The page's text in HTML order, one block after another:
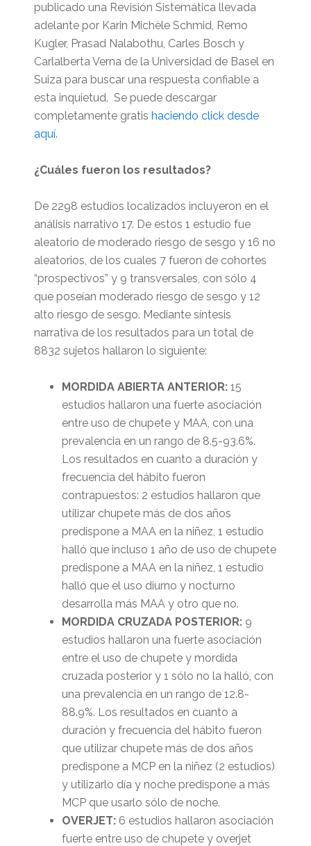
publicado una Revisión Sistemática llevada
adelante por Karin Michèle Schmid, Remo
Kugler, Prasad Nalabothu, Carles Bosch y
Carlalberta Verna dela Universidad de Basel en
Suiza para buscar una respuesta confiable a
esta inquietud. Se puede descargar
completamente gratis haciendo click desde
aquí.
¿Cuáles fueron los resultados?
De 2298 estudios localizados incluyeron en el
análisis narrativo 17. De estos 1 estudio fue
aleatorio de moderado riesgo de sesgo y 16 no
aleatorios, de los cuales 7 fueron de cohortes
“prospectivos” y 9 transversales, con sólo 4
que poseían moderado riesgo de sesgo y 12
alto riesgo de sesgo. Mediante síntesis
narrativa de los resultados para un total de
8832 sujetos hallaron lo siguiente:
MORDIDA ABIERTA ANTERIOR:15
estudios hallaron una fuerte asociación
entre uso de chupete y MAA, con una
prevalencia en un rango de 8.5-93.6%.
Los resultados en cuanto a duración y
frecuencia del hábito fueron
contrapuestos: 2 estudios hallaron que
utilizar chupete más de dos años
predispone a MAA en la niñez, 1 estudio
halló que incluso 1 año de uso de chupete
predispone a MAA en la niñez, 1 estudio
halló que el uso diurno y nocturno
desarrolla más MAA y otro que no.
MORDIDA CRUZADA POSTERIOR:9
estudios hallaron una fuerte asociación
entre el uso de chupete y mordida
cruzada posterior y 1 sólo no la halló, con
una prevalencia en un rango de 12.8-
88.9%. Los resultados en cuanto a
duración y frecuencia del hábito fueron
que utilizar chupete más de dos años
predispone a MCP en la niñez (2 estudios)
y utilizarlo día y noche predispone a más
MCP que usarlo sólo de noche.
OVERJET:6 estudios hallaron asociación
fuerte entre uso de chupete y overjet